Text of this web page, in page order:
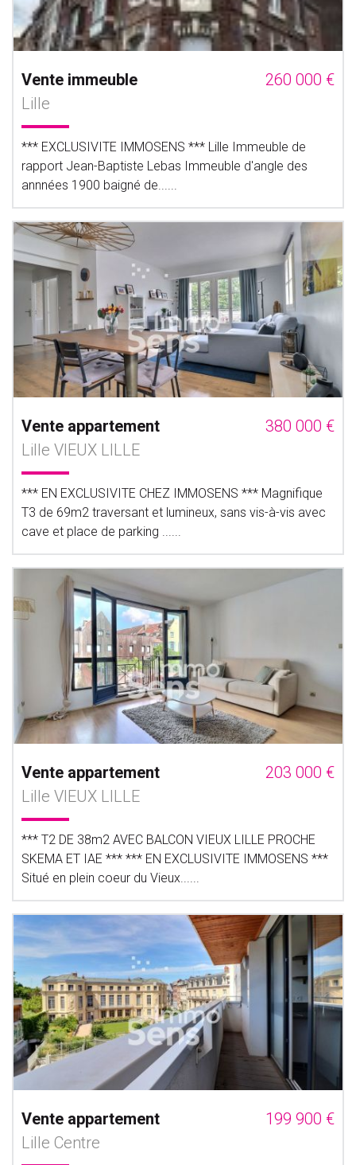
Vente immeuble
260 000 €
Lille
*** EXCLUSIVITE IMMOSENS *** Lille Immeuble de
rapport Jean-Baptiste Lebas Immeuble d'angle des
annnées 1900 baigné de......
Vente appartement
380 000 €
Lille VIEUX LILLE
*** EN EXCLUSIVITE CHEZ IMMOSENS *** Magnifique
T3 de 69m2 traversant et lumineux, sans vis-à-vis avec
cave et place de parking ......
Vente appartement
203 000 €
Lille VIEUX LILLE
*** T2 DE 38m2 AVEC BALCON VIEUX LILLE PROCHE
SKEMA ET IAE *** *** EN EXCLUSIVITE IMMOSENS ***
Situé en plein coeur du Vieux......
Vente appartement
199 900 €
Lille Centre